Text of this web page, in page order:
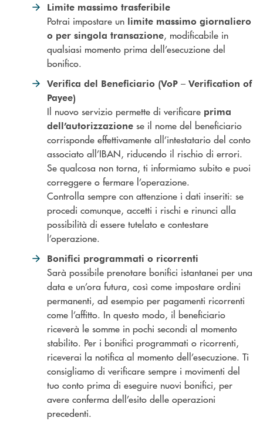
Limite massimo trasferibile
Potrai impostare un limite massimo giornaliero
o per singola transazione, modificabile in
qualsiasi momento prima dell’esecuzione del
bonifico.
Verifica del Beneficiario (VoP – Verification of
Payee)
Il nuovo servizio permette di verificare prima
dell’autorizzazione se il nome del beneficiario
corrisponde effettivamente all’intestatario del conto
associato all’IBAN, riducendo il rischio di errori.
Se qualcosa non torna, ti informiamo subito e puoi
correggere o fermare l’operazione.
Controlla sempre con attenzione i dati inseriti: se
procedi comunque, accetti i rischi e rinunci alla
possibilità di essere tutelato e contestare
l’operazione.
Bonifici programmati o ricorrenti
Sarà possibile prenotare bonifici istantanei per una
data e un’ora futura, così come impostare ordini
permanenti, ad esempio per pagamenti ricorrenti
come l’affitto. In questo modo, il beneficiario
riceverà le somme in pochi secondi al momento
stabilito. Per i bonifici programmati o ricorrenti,
riceverai la notifica al momento dell’esecuzione. Ti
consigliamo di verificare sempre i movimenti del
tuo conto prima di eseguire nuovi bonifici, per
avere conferma dell’esito delle operazioni
precedenti.